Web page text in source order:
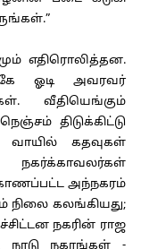
எதிரொலித்தன.
ஓடி அவரவர்
வீதியெங்கும்
திடுக்கிட்டு
கதவுகள்
அந்நகரம்
நிலை கலங்கியது;
நகரின் ராஜ